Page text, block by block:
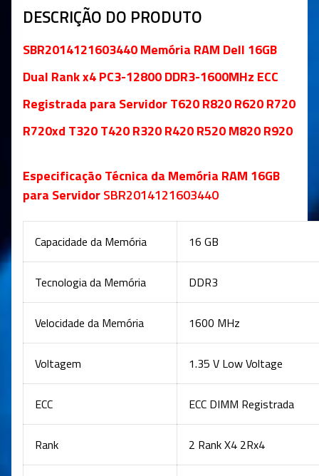
DESCRIÇÃO DO PRODUTO
SBR2014121603440Memória RAM Dell 16GB
Dual Rank x4 PC3-12800 DDR3-1600MHz ECC
Registrada para Servidor T620 R820 R620 R720
R720xd T320 T420 R320 R420 R520 M820 R920
Especificação Técnica da Memória RAM 16GB
para ServidorSBR2014121603440
Capacidade da Memória 16 GB
Tecnologia da Memória DDR3
Velocidade da Memória 1600 MHz
Voltagem 1.35 V Low Voltage
ECC ECC DIMM Registrada
Rank 2 Rank X4 2Rx4